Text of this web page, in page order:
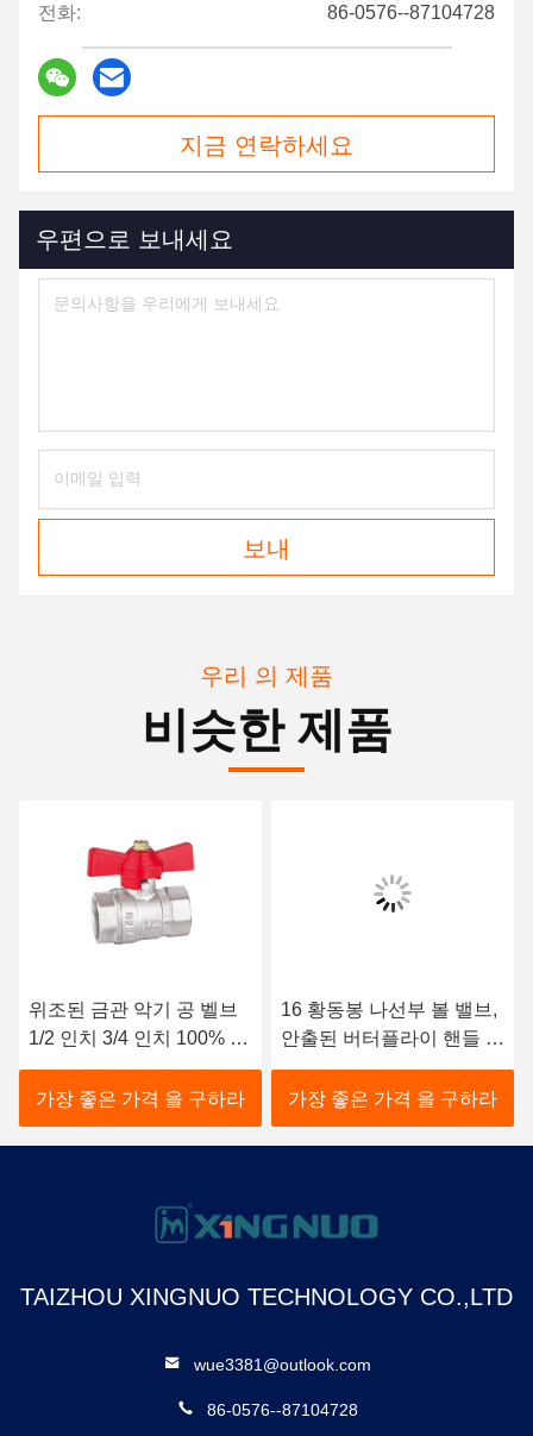
전화: 86-0576--87104728
지금 연락하세요
우편으로 보내세요
보내
우리 의 제품
비슷한 제품
위조된 금관 악기 공 벨브
1/2 인치 3/4 인치 100% 누
출 테스트
가장 좋은 가격 을 구하라
16 황동봉 나선부 볼 밸브,
안출된 버터플라이 핸들 밸
브
가장 좋은 가격 을 구하라
TAIZHOU XINGNUO TECHNOLOGY CO.,LTD
wue3381@outlook.com
86-0576--87104728